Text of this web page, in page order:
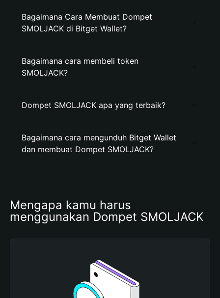
Bagaimana Cara Membuat Dompet
SMOLJACK di Bitget Wallet?
Bagaimana cara membeli token
SMOLJACK?
Dompet SMOLJACK apa yang terbaik?
Bagaimana cara mengunduh Bitget Wallet
dan membuat Dompet SMOLJACK?
Mengapa kamu harus
menggunakan Dompet SMOLJACK